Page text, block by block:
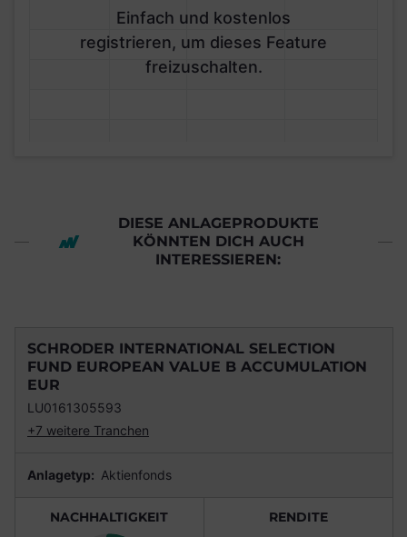
Einfach und kostenlos
registrieren, um dieses Feature
freizuschalten.
DIESE ANLAGEPRODUKTE
KÖNNTEN DICH AUCH
INTERESSIEREN:
SCHRODER INTERNATIONAL SELECTION
FUND EUROPEAN VALUE B ACCUMULATION
EUR
LU0161305593
+7 weitere Tranchen
Anlagetyp: Aktienfonds
NACHHALTIGKEIT RENDITE